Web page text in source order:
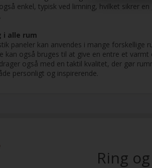
enkel, typisk ved limning, hvilket sikrer
i alle rum
paneler kan anvendes i mange
kan også bruges til at give en entre et
også med en taktil kvalitet, der gør
personligt og inspirerende.
Ring